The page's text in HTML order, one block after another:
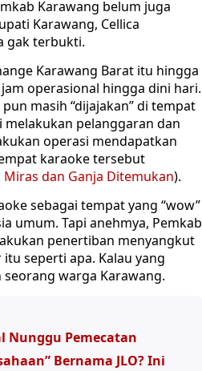
Karawang belum juga
Karawang, Cellica
gak terbukti.
Karawang Barat itu hingga
operasional hingga dini hari.
masih “dijajakan” di tempat
pelanggaran dan
operasi mendapatkan
karaoke tersebut
dan Ganja Ditemukan).
sebagai tempat yang “wow”
umum. Tapi anehmya, Pemkab
penertiban menyangkut
seperti apa. Kalau yang
seorang warga Karawang.
Nunggu Pemecatan
Bernama JLO? Ini